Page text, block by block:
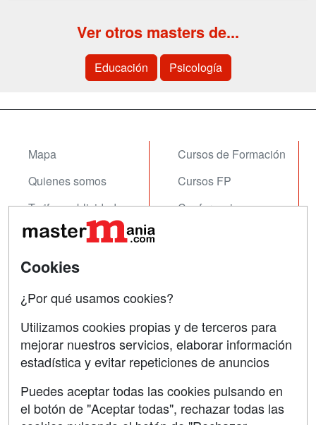
Ver otros masters de...
Educación Psicología
Mapa
Quienes somos
Tarifas publicidad
Acceso Usuarios
Acceso Centros
Cursos de Formación
Cursos FP
Conferencias
Contactar
Confidencialidad
Aviso legal
Copyleft
Cookies
¿Por qué usamos cookies?
Utilizamos cookies propias y de terceros para
mejorar nuestros servicios, elaborar información
estadística y evitar repeticiones de anuncios
Puedes aceptar todas las cookies pulsando en
el botón de "Aceptar todas", rechazar todas las